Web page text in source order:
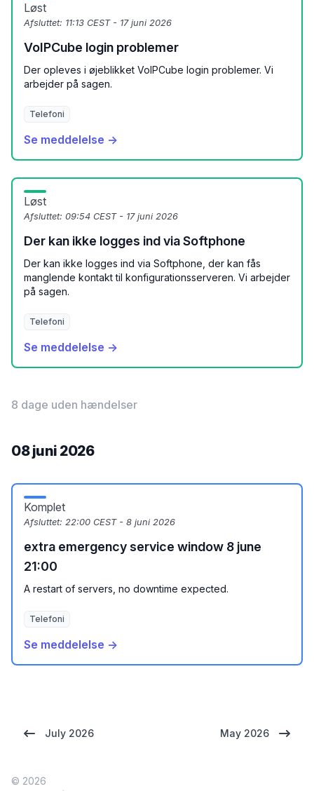
Løst
Afsluttet: 11:13 CEST - 17 juni 2026
VoIPCube login problemer
Der opleves i øjeblikket VoIPCube login problemer. Vi
arbejder på sagen.
Telefoni
Se meddelelse →
Løst
Afsluttet: 09:54 CEST - 17 juni 2026
Der kan ikke logges ind via Softphone
Der kan ikke logges ind via Softphone, der kan fås
manglende kontakt til konfigurationsserveren. Vi arbejder
på sagen.
Telefoni
Se meddelelse →
8 dage uden hændelser
08 juni 2026
Komplet
Afsluttet: 22:00 CEST - 8 juni 2026
extra emergency service window 8 june
21:00
A restart of servers, no downtime expected.
Telefoni
Se meddelelse →
July 2026 May 2026
© 2026